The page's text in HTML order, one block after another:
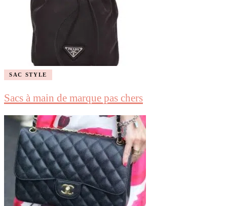
SAC STYLE
Sacs à main de marque pas chers